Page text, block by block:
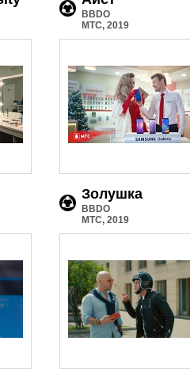
BBDO
МТС, 2019
Золушка
BBDO
МТС, 2019